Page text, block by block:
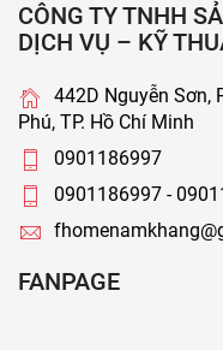
CÔNG TY TNHH
DỊCH VỤ – KỸ
442D Nguyễn Sơn,
Phú, TP. Hồ Chí Minh
0901186997
0901186997 -
FANPAGE